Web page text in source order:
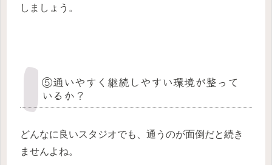
しましょう。
⑤通いやすく継続しやすい環境が整って
いるか？
どんなに良いスタジオでも、通うのが面倒だと続き
ませんよね。